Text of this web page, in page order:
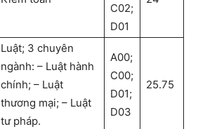
C02;
D01
Luật; 3 chuyên
ngành: – Luật hành
chính; – Luật
thương mại; – Luật
tư pháp.
A00;
C00;
D01;
D03
25.75